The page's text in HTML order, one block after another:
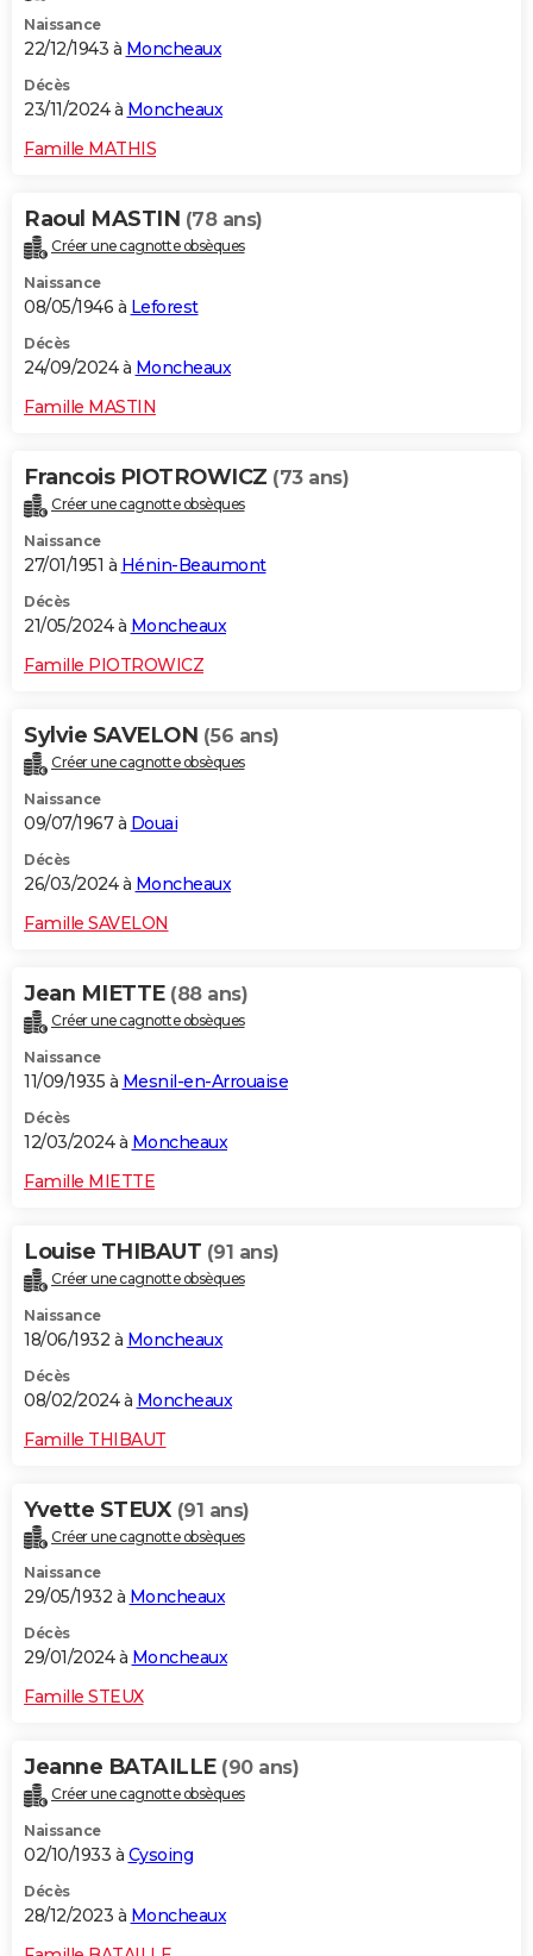
Naissance
22/12/1943 à Moncheaux
Décès
23/11/2024 à Moncheaux
Famille MATHIS
Raoul MASTIN (78 ans)
Créer une cagnotte obsèques
Naissance
08/05/1946 à Leforest
Décès
24/09/2024 à Moncheaux
Famille MASTIN
Francois PIOTROWICZ (73 ans)
Créer une cagnotte obsèques
Naissance
27/01/1951 à Hénin-Beaumont
Décès
21/05/2024 à Moncheaux
Famille PIOTROWICZ
Sylvie SAVELON (56 ans)
Créer une cagnotte obsèques
Naissance
09/07/1967 à Douai
Décès
26/03/2024 à Moncheaux
Famille SAVELON
Jean MIETTE (88 ans)
Créer une cagnotte obsèques
Naissance
11/09/1935 à Mesnil-en-Arrouaise
Décès
12/03/2024 à Moncheaux
Famille MIETTE
Louise THIBAUT (91 ans)
Créer une cagnotte obsèques
Naissance
18/06/1932 à Moncheaux
Décès
08/02/2024 à Moncheaux
Famille THIBAUT
Yvette STEUX (91 ans)
Créer une cagnotte obsèques
Naissance
29/05/1932 à Moncheaux
Décès
29/01/2024 à Moncheaux
Famille STEUX
Jeanne BATAILLE (90 ans)
Créer une cagnotte obsèques
Naissance
02/10/1933 à Cysoing
Décès
28/12/2023 à Moncheaux